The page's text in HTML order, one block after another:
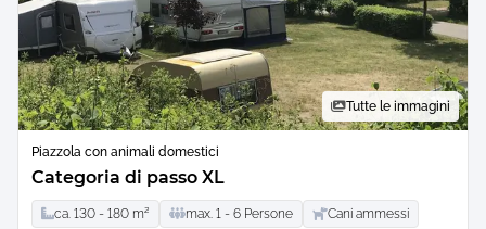
Tutte le immagini
Piazzola con animali domestici
Categoria di passo XL
ca. 130 - 180 m² max. 1 - 6 Persone Cani ammessi